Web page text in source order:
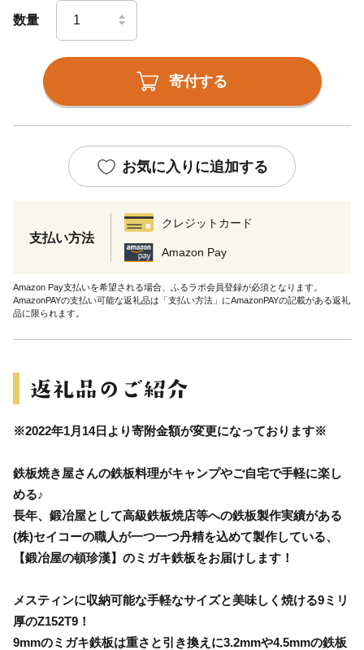
数量
寄付する
お気に入りに追加する
支払い方法
クレジットカード
Amazon Pay
Amazon Pay支払いを希望される場合、ふるラボ会員登録が必須となります。
AmazonPAYの支払い可能な返礼品は「支払い方法」にAmazonPAYの記載がある返礼
品に限られます。
※2022年1月14日より寄附金額が変更になっております※
鉄板焼き屋さんの鉄板料理がキャンプやご自宅で手軽に楽し
める♪
長年、鍛冶屋として高級鉄板焼店等への鉄板製作実績がある
(株)セイコーの職人が一つ一つ丹精を込めて製作している、
【鍛冶屋の頓珍漢】のミガキ鉄板をお届けします！
メスティンに収納可能な手軽なサイズと美味しく焼ける9ミリ
厚のZ152T9！
9mmのミガキ鉄板は重さと引き換えに3.2mmや4.5mmの鉄板